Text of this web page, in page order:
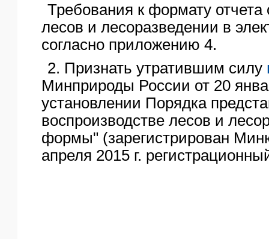
Требования к формату отчета
лесов и лесоразведении в
согласно приложению 4.
2. Признать утратившим силу
Минприроды России от 20
установлении Порядка
воспроизводстве лесов и
формы" (зарегистрирован
апреля 2015 г.